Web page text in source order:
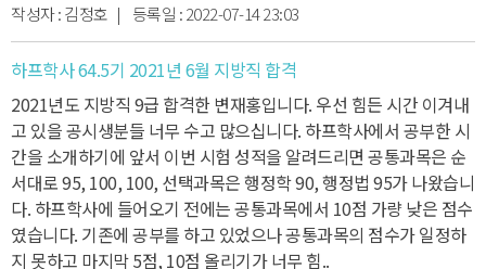
작성자 :김정호 | 등록일 :2022-07-14 23:03
하프학사 64.5기 2021년 6월 지방직 합격
2021년도 지방직 9급 합격한 변재홍입니다. 우선 힘든 시간 이겨내
고 있을 공시생분들 너무 수고 많으십니다. 하프학사에서 공부한 시
간을 소개하기에 앞서 이번 시험 성적을 알려드리면 공통과목은 순
서대로 95, 100, 100, 선택과목은 행정학 90, 행정법 95가 나왔습니
다. 하프학사에 들어오기 전에는 공통과목에서 10점 가량 낮은 점수
였습니다. 기존에 공부를 하고 있었으나 공통과목의 점수가 일정하
지 못하고 마지막 5점, 10점 올리기가 너무 힘..